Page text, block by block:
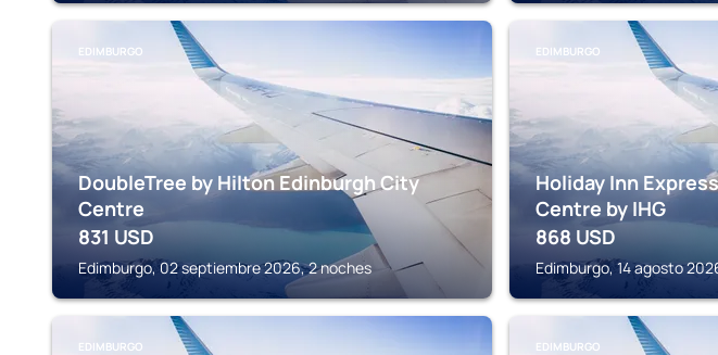
EDIMBURGO
DoubleTree by Hilton Edinburgh City
Centre
831 USD
Edimburgo, 02 septiembre 2026, 2 noches
EDIMBURGO
Holiday Inn
Centre by IHG
868 USD
Edimburgo, 14 agosto
EDIMBURGO EDIMBURGO